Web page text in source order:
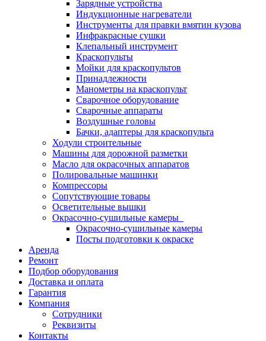
Зарядные устройства
Индукционные нагреватели
Инструменты для правки вмятин кузова
Инфракрасные сушки
Клепальный инструмент
Краскопульты
Мойки для краскопультов
Принадлежности
Манометры на краскопульт
Сварочное оборудование
Сварочные аппараты
Воздушные головы
Бачки, адаптеры для краскопульта
Ходули строительные
Машины для дорожной разметки
Масло для окрасочных аппаратов
Полировальные машинки
Компрессоры
Сопутствующие товары
Осветительные вышки
Окрасочно-сушильные камеры
Окрасочно-сушильные камеры
Посты подготовки к окраске
Аренда
Ремонт
Подбор оборудования
Доставка и оплата
Гарантия
Компания
Сотрудники
Реквизиты
Контакты